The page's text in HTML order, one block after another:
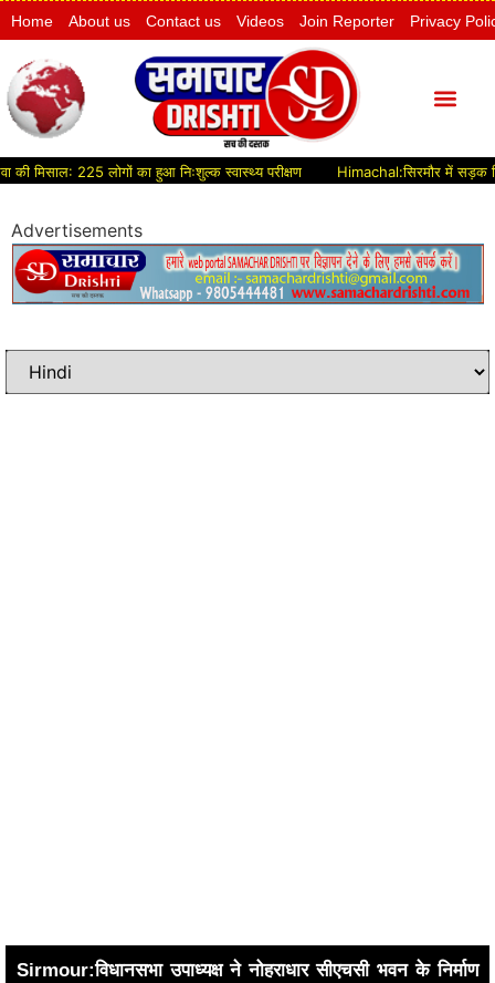
Home About us Contact us Videos Join Reporter Privacy
225 लोगों का हुआ निःशुल्क स्वास्थ्य परीक्षण Himachal:सिरमौर में सड़क विकास
Advertisements
Sirmour:विधानसभा उपाध्यक्ष ने नोहराधार सीएचसी भवन के निर्माण